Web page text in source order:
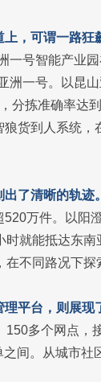
，可谓一路狂
一号智能产业
洲一号。以昆
分拣准确率达
货到人系统，
了清晰的轨迹。
万件。以阳
时就能抵达东
不同路况下探
平台，则展现
150多个网点，
间。从城市社